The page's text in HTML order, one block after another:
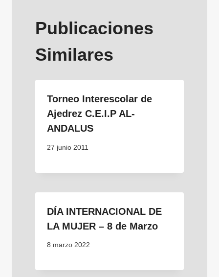
Publicaciones
Similares
Torneo Interescolar de
Ajedrez C.E.I.P AL-
ANDALUS
27 junio 2011
DÍA INTERNACIONAL DE
LA MUJER – 8 de Marzo
8 marzo 2022